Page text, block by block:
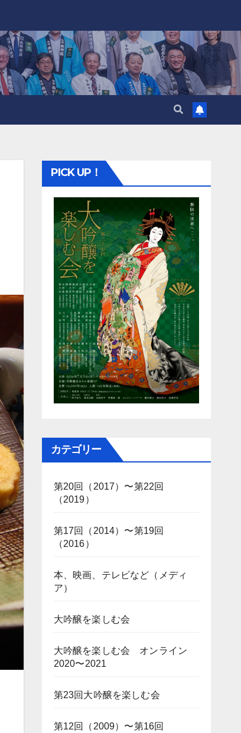
PICK UP！
カテゴリー
第20回（2017）〜第22回
（2019）
第17回（2014）〜第19回
（2016）
本、映画、テレビなど（メディ
ア）
大吟醸を楽しむ会
大吟醸を楽しむ会 オンライン
2020〜2021
第23回大吟醸を楽しむ会
第12回（2009）〜第16回